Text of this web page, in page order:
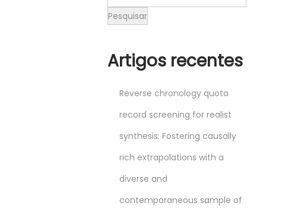
Pesquisar
Artigos recentes
Reverse chronology quota
record screening for realist
synthesis: Fostering causally
rich extrapolations with a
diverse and
contemporaneous sample of